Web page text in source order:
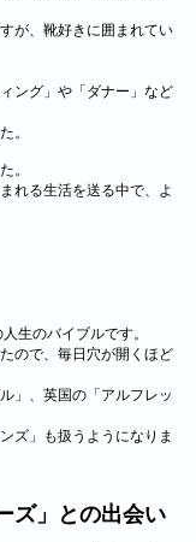
が、靴好きに囲まれてい
ング」や「ダナー」など
。
。
れる生活を送る中で、よ
生のバイブルです。
ので、毎日穴が開くほど
」、英国の「アルフレッ
ズ」も扱うようになりま
ズ」との出会い